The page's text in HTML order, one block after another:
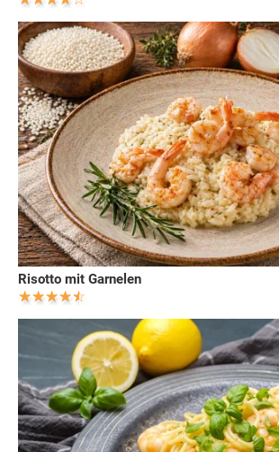
Risotto mit Garnelen